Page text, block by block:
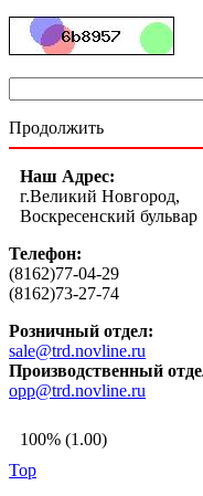
Продолжить
Наш Адрес:
г.Великий Новгород,
Воскресенский бульвар
Телефон:
(8162)77-04-29
(8162)73-27-74
Розничный отдел:
sale@trd.novline.ru
Производственный
opp@trd.novline.ru
100% (1.00)
Top